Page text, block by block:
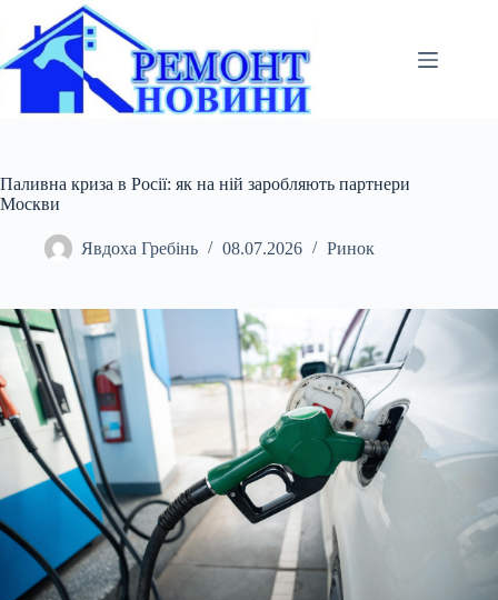
вмісту
Паливна криза в Росії: як на ній заробляють партнери
Москви
Явдоха Гребінь 08.07.2026 Ринок